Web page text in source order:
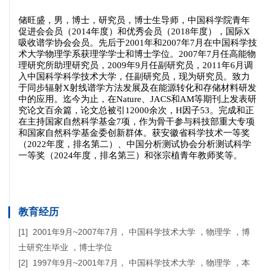
教育经历
[1] 2001年9月~2007年7月， 中国科学技术大学 ，物理学 ，博
士研究生毕业 ，博士学位
[2] 1997年9月~2001年7月， 中国科学技术大学 ，物理学 ，本